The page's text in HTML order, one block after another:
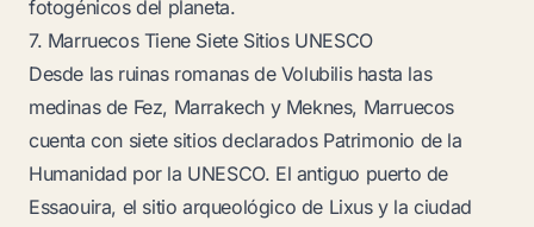
fotogénicos del planeta.
7. Marruecos Tiene Siete Sitios UNESCO
Desde las ruinas romanas de Volubilis hasta las
medinas de Fez, Marrakech y Meknes, Marruecos
cuenta con siete sitios declarados Patrimonio de la
Humanidad por la UNESCO. El antiguo puerto de
Essaouira, el sitio arqueológico de Lixus y la ciudad